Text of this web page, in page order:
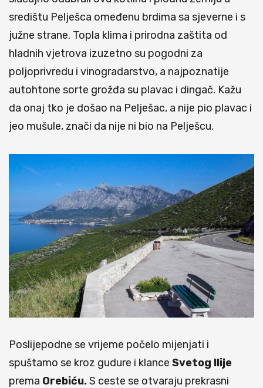
središtu Pelješca omeđenu brdima sa sjeverne i s
južne strane. Topla klima i prirodna zaštita od
hladnih vjetrova izuzetno su pogodni za
poljoprivredu i vinogradarstvo, a najpoznatije
autohtone sorte grožđa su plavac i dingač. Kažu
da onaj tko je došao na Pelješac, a nije pio plavac i
jeo mušule, znači da nije ni bio na Pelješcu.
Poslijepodne se vrijeme počelo mijenjati i
spuštamo se kroz gudure i klance Svetog Ilije
prema Orebiću.S ceste se otvaraju prekrasni